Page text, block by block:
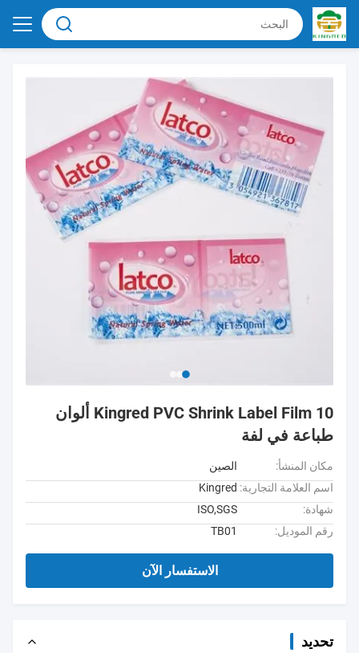
Kingred PVC Shrink Label Film 10 ألوان
طباعة في لفة
مكان المنشأ:
الصين
اسم العلامة التجارية: Kingred
شهادة:
ISO,SGS
رقم الموديل:
TB01
الاستفسار الآن
تحديد